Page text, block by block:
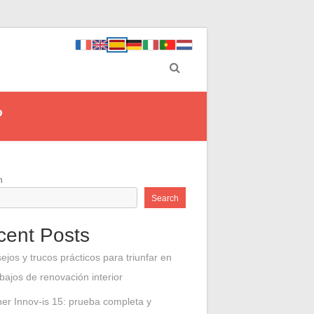
Search
Posts
y trucos prácticos para triunfar en
de renovación interior
Innov-is 15: prueba completa y